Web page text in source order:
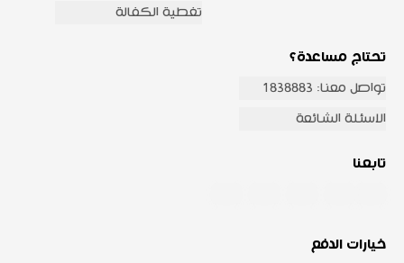
تغطية الكفالة
تحتاج مساعدة؟
تواصل معنا: 1838883
الاسئلة الشائعة
تابعنا
خيارات الدفع